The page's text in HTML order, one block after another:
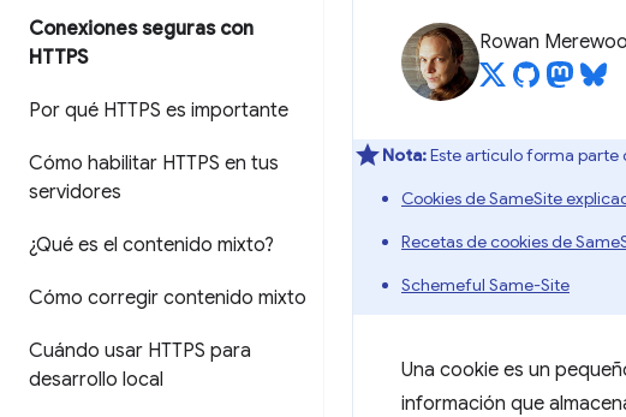
Conexiones seguras con
HTTPS
Por qué HTTPS es importante
Cómo habilitar HTTPS en tus
servidores
¿Qué es el contenido mixto?
Cómo corregir contenido mixto
Cuándo usar HTTPS para
desarrollo local
Rowan
Nota:Este artículo forma parte
Cookies de SameSite
Recetas de cookies de
Schemeful Same-Site
Una cookie es un
información que